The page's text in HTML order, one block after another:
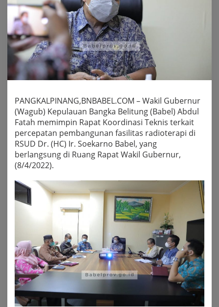
PANGKALPINANG,BNBABEL.COM – Wakil Gubernur
(Wagub) Kepulauan Bangka Belitung (Babel) Abdul
Fatah memimpin Rapat Koordinasi Teknis terkait
percepatan pembangunan fasilitas radioterapi di
RSUD Dr. (HC) Ir. Soekarno Babel, yang
berlangsung di Ruang Rapat Wakil Gubernur,
(8/4/2022).